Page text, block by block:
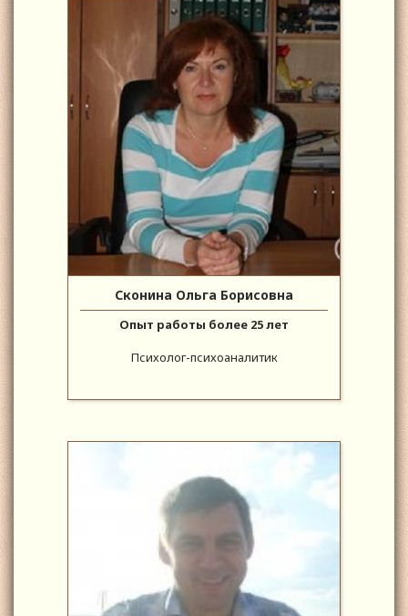
Сконина Ольга Борисовна
Опыт работы более 25 лет
Психолог-психоаналитик